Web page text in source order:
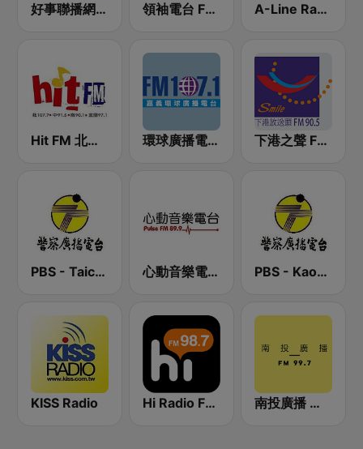
好事聯播網 Best Radio FM93.5 領袖電台 FM93.7 A-Line Radio 聯播網
Hit FM 北部 107.7 環球廣播電台 107.1 FM 下港之聲 FM 90.5
PBS - Taichung Sub-Station 心動音樂電台 Pulse FM89.9 PBS - Kaohsiung Sub-Station
KISS Radio Hi Radio FM98.7 南投廣播 南投 FM 99.7